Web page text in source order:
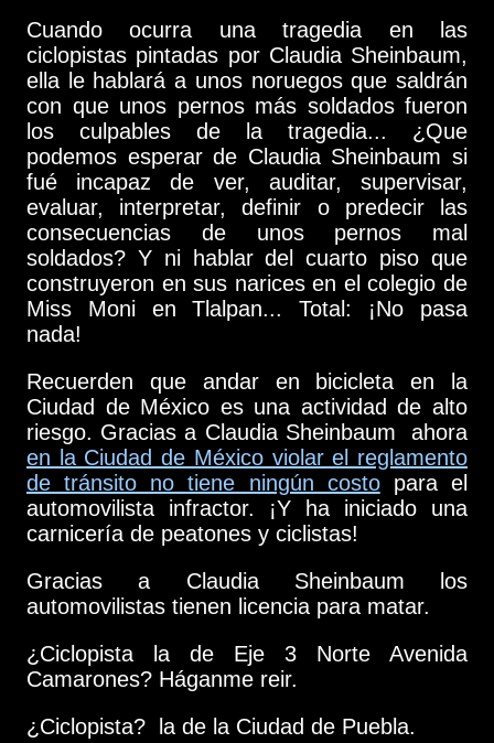
Cuando ocurra una tragedia en las
ciclopistas pintadas por Claudia Sheinbaum,
ella le hablará a unos noruegos que saldrán
con que unos pernos más soldados fueron
los culpables de la tragedia... ¿Que
podemos esperar de Claudia Sheinbaum si
fué incapaz de ver, auditar, supervisar,
evaluar, interpretar, definir o predecir las
consecuencias de unos pernos mal
soldados? Y ni hablar del cuarto piso que
construyeron en sus narices en el colegio de
Miss Moni en Tlalpan... Total: ¡No pasa
nada!
Recuerden que andar en bicicleta en la
Ciudad de México es una actividad de alto
riesgo. Gracias a Claudia Sheinbaum ahora
en la Ciudad de México violar el reglamento
de tránsito no tiene ningún costopara el
automovilista infractor. ¡Y ha iniciado una
carnicería de peatones y ciclistas!
Gracias a Claudia Sheinbaum los
automovilistas tienen licencia para matar.
¿Ciclopista la de Eje 3 Norte Avenida
Camarones? Háganme reir.
¿Ciclopista? la de la Ciudad de Puebla.